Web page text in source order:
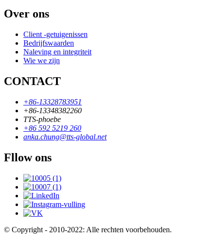
Over ons
Client -getuigenissen
Bedrijfswaarden
Naleving en integriteit
Wie we zijn
CONTACT
+86-13328783951
+86-13348382260
TTS-phoebe
+86 592 5219 260
anka.chung@tts-global.net
Fllow ons
© Copyright - 2010-2022: Alle rechten voorbehouden.